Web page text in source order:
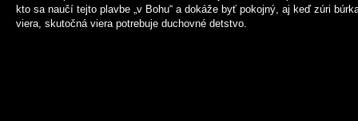
kto sa naučí tejto plavbe „v Bohu“ a dokáže byť pokojný, aj keď zúri
viera, skutočná viera potrebuje duchovné detstvo.